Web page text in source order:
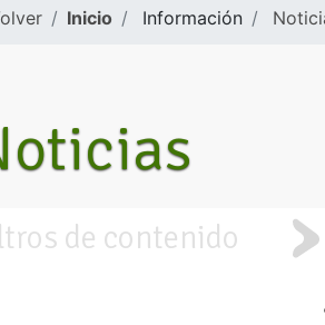
Inicio Información
de contenido